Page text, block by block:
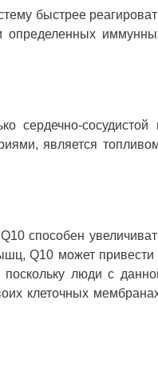
быстрее
определенных
сердечно-сосудистой
является
способен
Q10 может привести
люди с
клеточных